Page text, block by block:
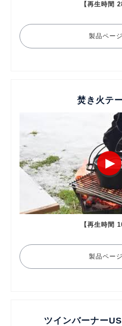
【再生時間
製品ペー
焚き火テ
【再生時間
製品ペー
ツインバーナー